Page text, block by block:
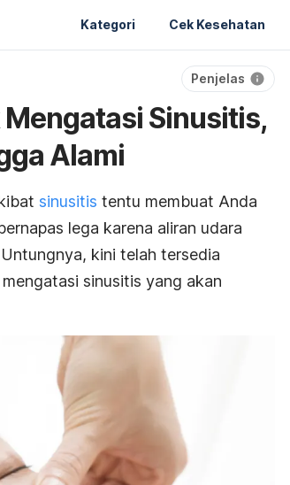
Kategori Cek Kesehatan
Penjelas
Sinusitis,
Alami
sinusitis tentu membuat Anda
lega karena aliran udara
kini telah tersedia
sinusitis yang akan